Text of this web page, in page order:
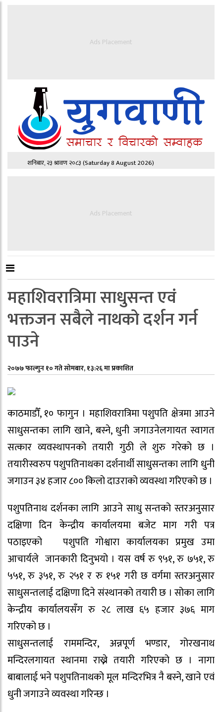
Ads Placement
शनिबार, २३ श्रावण २०८३(Saturday 8 August 2026)
Ads Placement
महाशिवरात्रिमा साधुसन्त एवं
भक्तजन सबैले नाथको दर्शन गर्न
पाउने
२०७७ फाल्गुन १० गते सोमबार, १३:२६ मा प्रकाशित
काठमाडौँ, १० फागुन । महाशिवरात्रिमा पशुपति क्षेत्रमा आउने
साधुसन्तका लागि खाने, बस्ने, धुनी जगाउनेलगायत स्वागत
सत्कार व्यवस्थापनको तयारी गुठी ले शुरु गरेको छ ।
तयारीस्वरुप पशुपतिनाथका दर्शनार्थी साधुसन्तका लागि धुनी
जगाउन ३४ हजार ८०० किलो दाउराको व्यवस्था गरिएको छ ।
पशुपतिनाथ दर्शनका लागि आउने साधु सन्तको स्तरअनुसार
दक्षिणा दिन केन्द्रीय कार्यालयमा बजेट माग गरी पत्र
पठाइएको पशुपति गोश्वारा कार्यालयका प्रमुख उमा
आचार्यले जानकारी दिनुभयो । यस वर्ष रु ९५१, रु ७५१, रु
५५१, रु ३५१, रु २५१ र रु १५१ गरी छ वर्गमा स्तरअनुसार
साधुसन्तलाई दक्षिणा दिने संस्थानको तयारी छ । सोका लागि
केन्द्रीय कार्यालयसँग रु २८ लाख ६५ हजार ३७६ माग
गरिएको छ ।
साधुसन्तलाई राममन्दिर, अन्नपूर्ण भण्डार, गोरखनाथ
मन्दिरलगायत स्थानमा राख्ने तयारी गरिएको छ । नागा
बाबालाई भने पशुपतिनाथको मूल मन्दिरभित्र नै बस्ने, खाने एवं
धुनी जगाउने व्यवस्था गरिन्छ ।